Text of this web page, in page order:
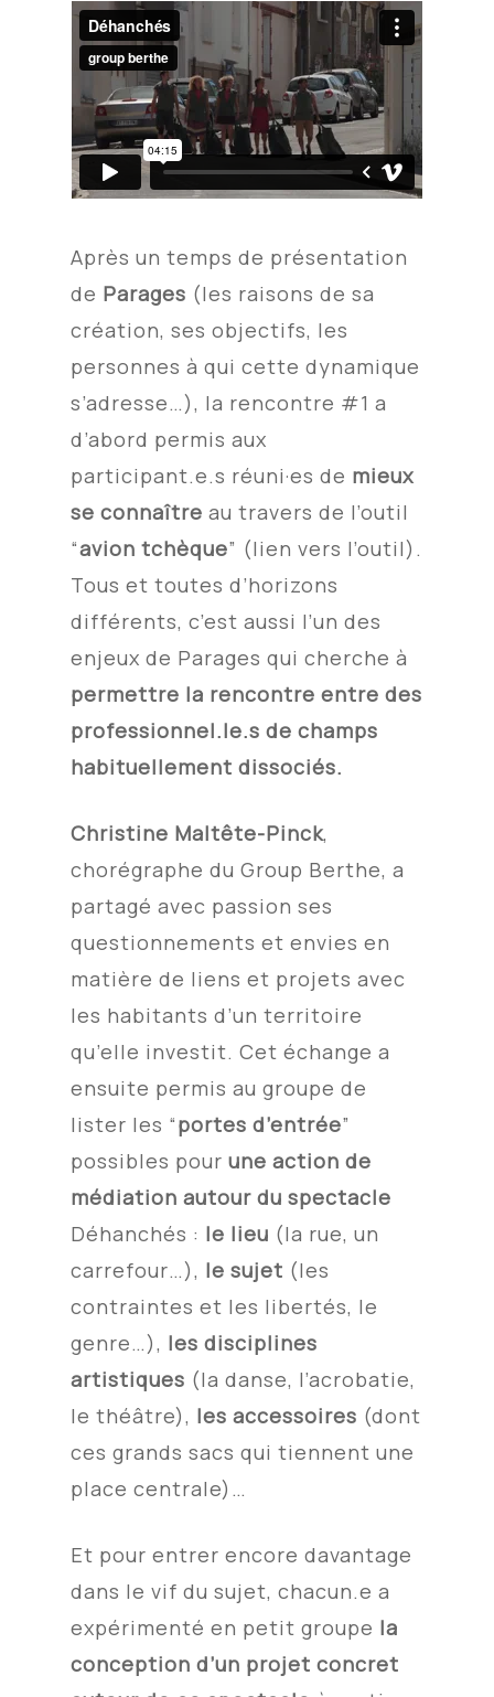
Après un temps de présentation
de Parages (les raisons de sa
création, ses objectifs, les
personnes à qui cette dynamique
s’adresse…), la rencontre #1 a
d’abord permis aux
participant.e.s réuni·es de mieux
se connaître au travers de l’outil
“avion tchèque” (lien vers l’outil) .
Tous et toutes d’horizons
différents, c’est aussi l’un des
enjeux de Parages qui cherche à
permettre la rencontre entre des
professionnel.le.s de champs
habituellement dissociés.
Christine Maltête-Pinck,
chorégraphe du Group Berthe, a
partagé avec passion ses
questionnements et envies en
matière de liens et projets avec
les habitants d’un territoire
qu’elle investit. Cet échange a
ensuite permis au groupe de
lister les “portes d’entrée”
possibles pourune action de
médiation autour du spectacle
Déhanchés : le lieu (la rue, un
carrefour…), le sujet (les
contraintes et les libertés, le
genre…), les disciplines
artistiques (la danse, l’acrobatie,
le théâtre), les accessoires (dont
ces grands sacs qui tiennent une
place centrale)…
Et pour entrer encore davantage
dans le vif du sujet, chacun.e a
expérimenté en petit groupe la
conception d’un projet concret